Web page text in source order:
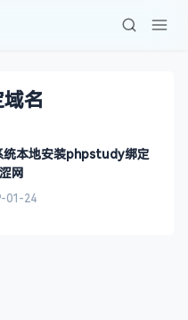
名
本地安装phpstudy绑定
网
01-24